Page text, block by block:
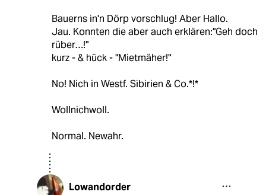
Bauerns in'n Dörp vorschlug! Aber Hallo.
Jau. Konnten die aber auch erklären:"Geh doch
rüber…!"
kurz - & hück - "Mietmäher!"
No! Nich in Westf. Sibirien & Co.*!*
Wollnichwoll.
Normal. Newahr.
Lowandorder